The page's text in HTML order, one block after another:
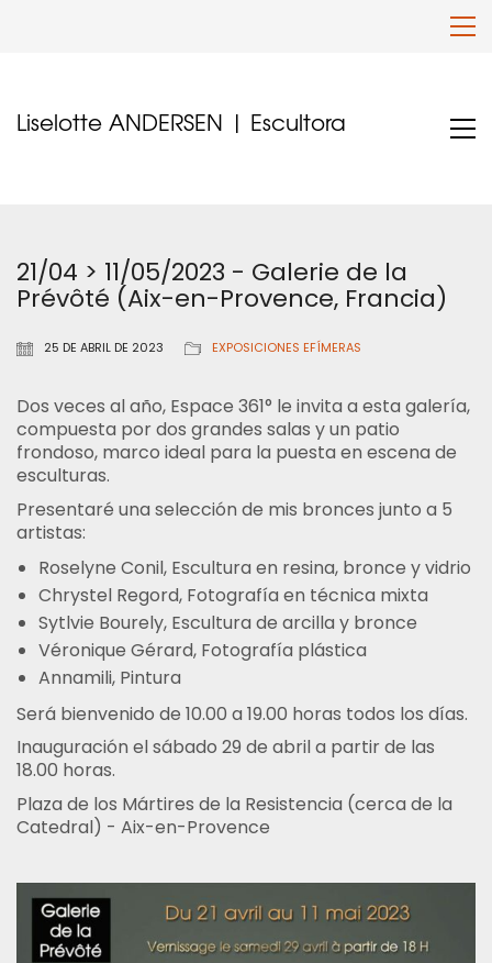
Liselotte ANDERSEN | Escultora
21/04 > 11/05/2023 - Galerie de la
Prévôté (Aix-en-Provence, Francia)
25 DE ABRIL DE 2023 EXPOSICIONES EFÍMERAS
Dos veces al año, Espace 361° le invita a esta galería,
compuesta por dos grandes salas y un patio
frondoso, marco ideal para la puesta en escena de
esculturas.
Presentaré una selección de mis bronces junto a 5
artistas:
Roselyne Conil, Escultura en resina, bronce y vidrio
Chrystel Regord, Fotografía en técnica mixta
Sytlvie Bourely, Escultura de arcilla y bronce
Véronique Gérard, Fotografía plástica
Annamili, Pintura
Será bienvenido de 10.00 a 19.00 horas todos los días.
Inauguración el sábado 29 de abril a partir de las
18.00 horas.
Plaza de los Mártires de la Resistencia (cerca de la
Catedral) - Aix-en-Provence